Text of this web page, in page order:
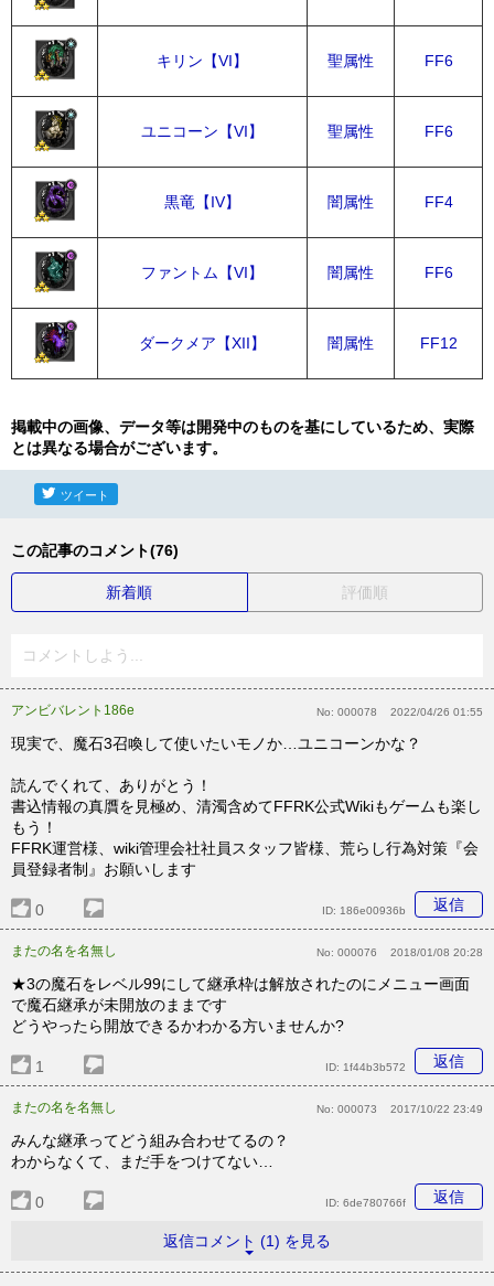
キリン【VI】 聖属性 FF6
ユニコーン【VI】 聖属性 FF6
黒竜【IV】 闇属性 FF4
ファントム【VI】 闇属性 FF6
ダークメア【XII】 闇属性 FF12
掲載中の画像、データ等は開発中のものを基にしているため、実際
とは異なる場合がございます。
ツイート
この記事のコメント(76)
新着順 評価順
コメントしよう...
アンビバレント186e No: 000078 2022/04/26 01:55
現実で、魔石3召喚して使いたいモノか…ユニコーンかな？
読んでくれて、ありがとう！
書込情報の真贋を見極め、清濁含めてFFRK公式Wikiもゲームも楽し
もう！
FFRK運営様、wiki管理会社社員スタッフ皆様、荒らし行為対策『会
員登録者制』お願いします
0 返信
ID: 186e00936b
またの名を名無し No: 000076 2018/01/08 20:28
★3の魔石をレベル99にして継承枠は解放されたのにメニュー画面
で魔石継承が未開放のままです
どうやったら開放できるかわかる方いませんか?
1 返信
ID: 1f44b3b572
またの名を名無し No: 000073 2017/10/22 23:49
みんな継承ってどう組み合わせてるの？
わからなくて、まだ手をつけてない…
0 返信
ID: 6de780766f
返信コメント (1) を見る